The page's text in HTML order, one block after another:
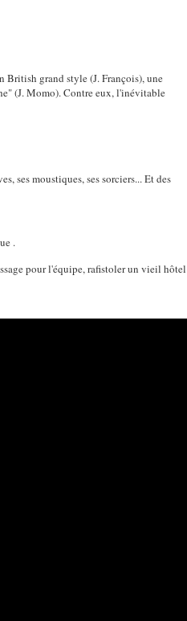
British grand style (J. François), une
(J. Momo). Contre eux, l'inévitable
ses moustiques, ses sorciers... Et des
.
pour l'équipe, rafistoler un vieil hôtel